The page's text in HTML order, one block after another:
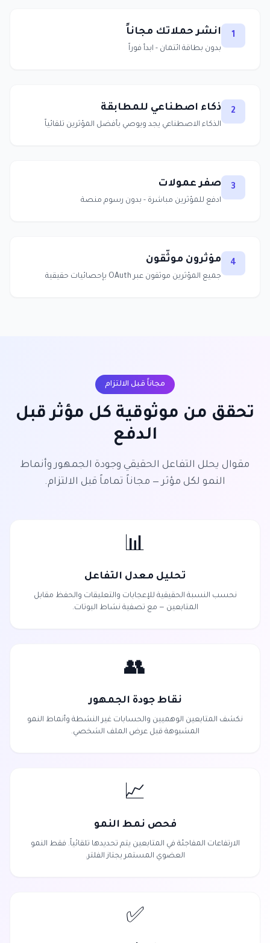
1 انشر حملاتك مجاناً
بدون بطاقة ائتمان - ابدأ فوراً
2 ذكاء اصطناعي للمطابقة
الذكاء الاصطناعي يجد ويوصي بأفضل المؤثرين تلقائياً
3 صفر عمولات
ادفع للمؤثرين مباشرة - بدون رسوم منصة
4 مؤثرون موثّقون
جميع المؤثرين موثقون عبر OAuth بإحصائيات حقيقية
مجاناً قبل الالتزام
تحقق من موثوقية كل مؤثر قبل
الدفع
مقوال يحلل التفاعل الحقيقي وجودة الجمهور وأنماط
النمو لكل مؤثر — مجاناً تماماً قبل الالتزام.
📊
تحليل معدل التفاعل
نحسب النسبة الحقيقية للإعجابات والتعليقات والحفظ مقابل
المتابعين — مع تصفية نشاط البوتات.
👥
نقاط جودة الجمهور
نكشف المتابعين الوهميين والحسابات غير النشطة وأنماط النمو
المشبوهة قبل عرض الملف الشخصي.
📈
فحص نمط النمو
الارتفاعات المفاجئة في المتابعين يتم تحديدها تلقائياً. فقط النمو
العضوي المستمر يجتاز الفلتر.
✅